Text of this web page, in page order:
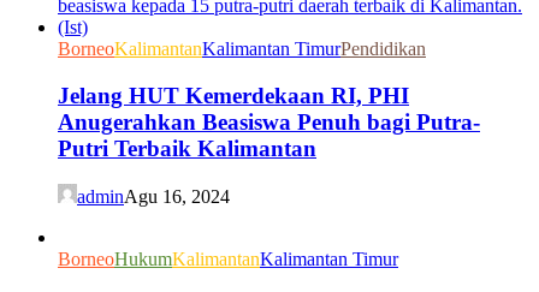
BorneoKalimantanKalimantan TimurPendidikan
Jelang HUT Kemerdekaan RI, PHI
Anugerahkan Beasiswa Penuh bagi Putra-
Putri Terbaik Kalimantan
adminAgu 16, 2024
BorneoHukumKalimantanKalimantan Timur